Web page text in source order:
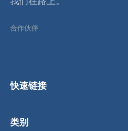
合作伙伴
快速链接
类别